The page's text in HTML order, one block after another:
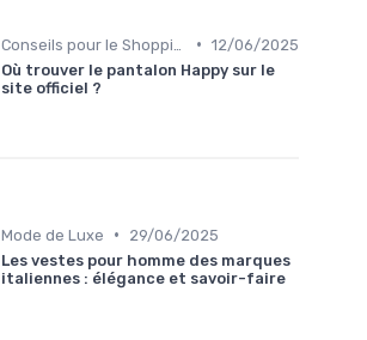
• 12/06/2025
Où trouver le pantalon Happy sur le
site officiel ?
Mode de Luxe •
29/06/2025
Les vestes pour homme des marques
italiennes : élégance et savoir-faire